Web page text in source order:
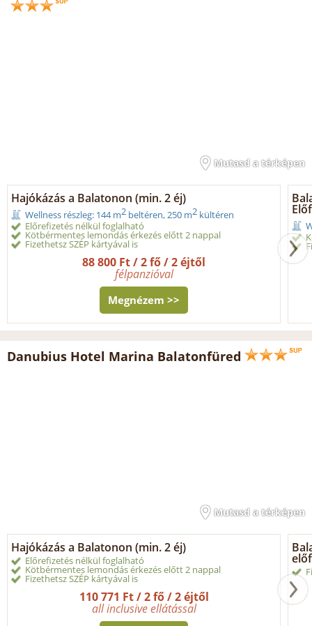
Mutasd a térképen
Hajókázás a Balatonon (min. 2 éj)
Wellness részleg: 144 m2 beltéren, 250 m2 kültéren
Előrefizetés nélkül foglalható
Kötbérmentes lemondás érkezés előtt 2 nappal
Fizethetsz SZÉP kártyával is
88 800 Ft / 2 fő / 2 éjtől
félpanzióval
Megnézem >>
Danubius Hotel Marina Balatonfüred
Mutasd a térképen
Hajókázás a Balatonon (min. 2 éj)
Előrefizetés nélkül foglalható
Kötbérmentes lemondás érkezés előtt 2 nappal
Fizethetsz SZÉP kártyával is
110 771 Ft / 2 fő / 2 éjtől
all inclusive ellátással